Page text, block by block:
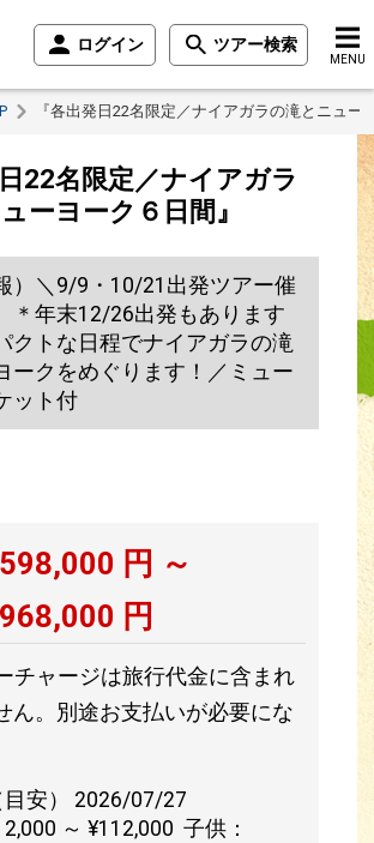
ログイン ツアー検索
MENU
『各出発日22名限定／ナイアガラの滝とニュー
日22名限定／ナイアガラ
ーヨーク６日間』
）＼9/9・10/21出発ツアー催
年末12/26出発もあります
クトな日程でナイアガラの滝
ークをめぐります！／ミュー
ット付
598,000 円 ～
968,000 円
チャージは旅行代金に含まれ
ん。別途お支払いが必要にな
安） 2026/07/27
～ ¥112,000 子供：